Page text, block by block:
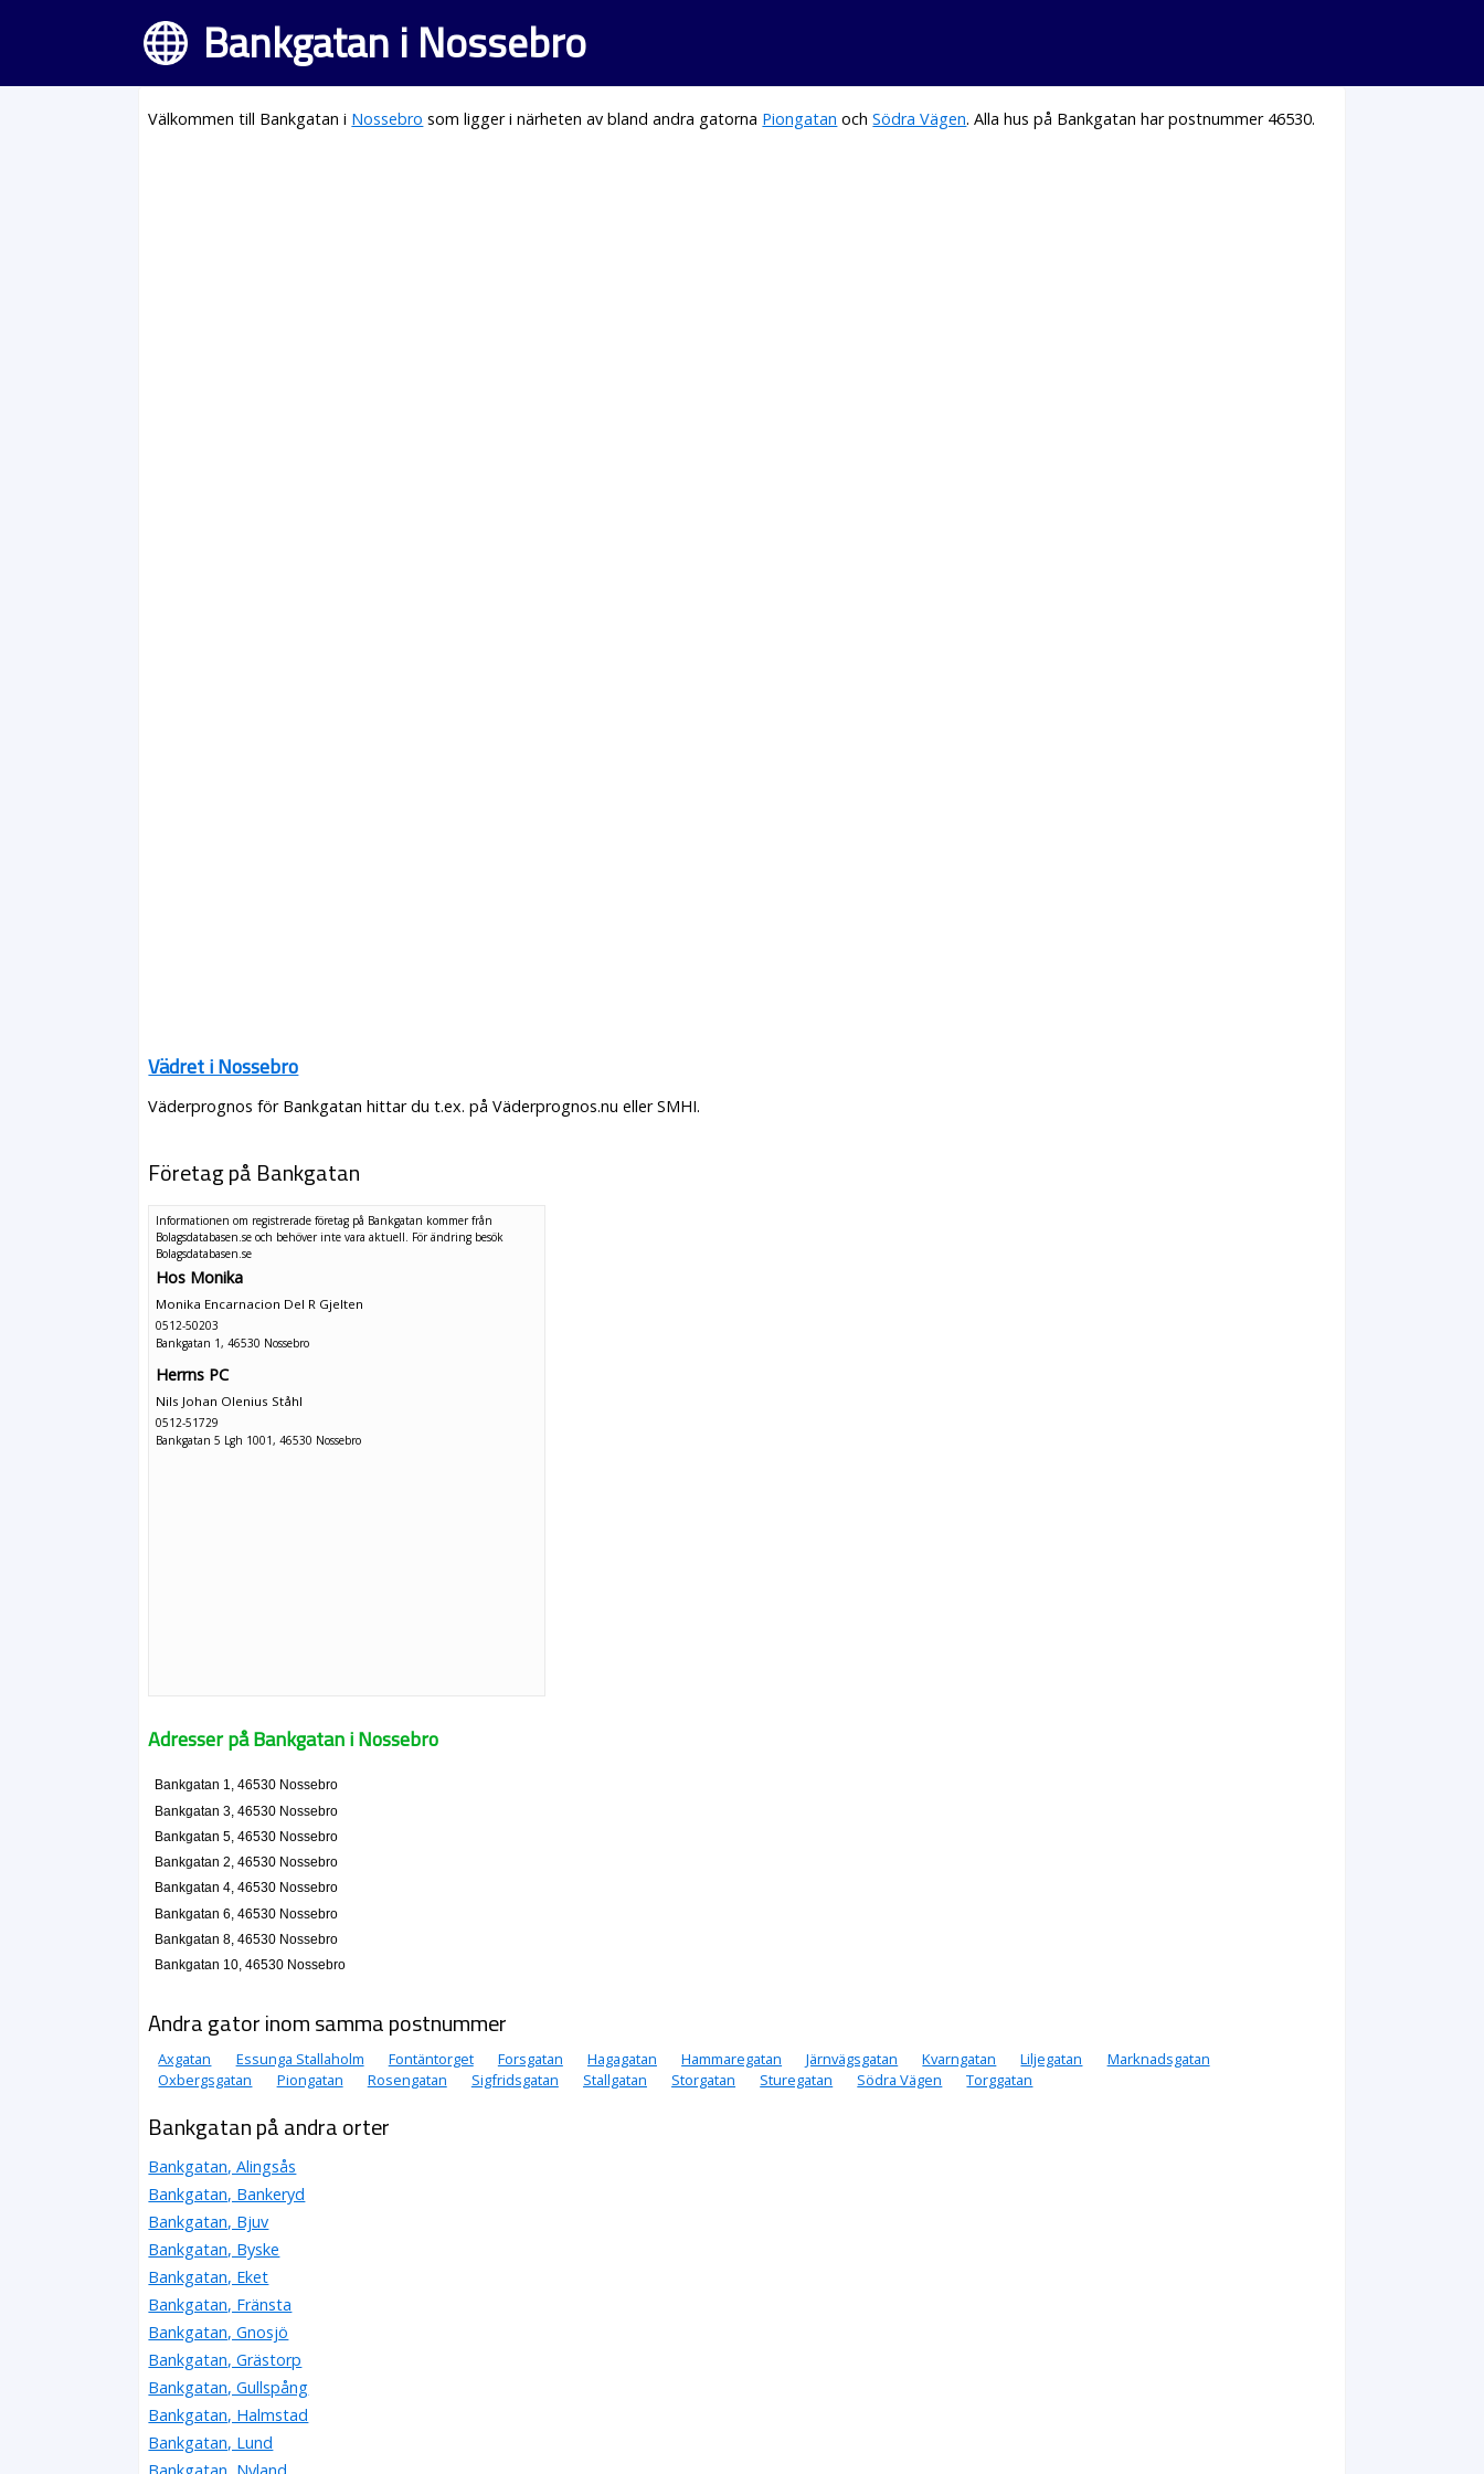
Bankgatan i Nossebro
Välkommen till Bankgatan i Nossebro som ligger i närheten av bland andra gatorna Piongatan ochSödra Vägen. Alla hus på Bankgatan har postnummer 46530.
Vädret i Nossebro
Väderprognos för Bankgatan hittar du t.ex. på Väderprognos.nu eller SMHI.
Företag på Bankgatan
Informationen om registrerade företag på Bankgatan kommer från
Bolagsdatabasen.se och behöver inte vara aktuell. För ändring besök
Bolagsdatabasen.se
Hos Monika
Monika Encarnacion Del R Gjelten
0512-50203
Bankgatan 1, 46530 Nossebro
Herrns PC
Nils Johan Olenius Ståhl
0512-51729
Bankgatan 5 Lgh 1001, 46530 Nossebro
Adresser på Bankgatan i Nossebro
Bankgatan 1, 46530 Nossebro
Bankgatan 3, 46530 Nossebro
Bankgatan 5, 46530 Nossebro
Bankgatan 2, 46530 Nossebro
Bankgatan 4, 46530 Nossebro
Bankgatan 6, 46530 Nossebro
Bankgatan 8, 46530 Nossebro
Bankgatan 10, 46530 Nossebro
Andra gator inom samma postnummer
Axgatan Essunga Stallaholm Fontäntorget Forsgatan Hagagatan Hammaregatan Järnvägsgatan Kvarngatan Liljegatan
Marknadsgatan
Oxbergsgatan
Piongatan Rosengatan Sigfridsgatan Stallgatan Storgatan Sturegatan Södra Vägen Torggatan
Bankgatan på andra orter
Bankgatan, Alingsås
Bankgatan, Bankeryd
Bankgatan, Bjuv
Bankgatan, Byske
Bankgatan, Eket
Bankgatan, Fränsta
Bankgatan, Gnosjö
Bankgatan, Grästorp
Bankgatan, Gullspång
Bankgatan, Halmstad
Bankgatan, Lund
Bankgatan, Nyland